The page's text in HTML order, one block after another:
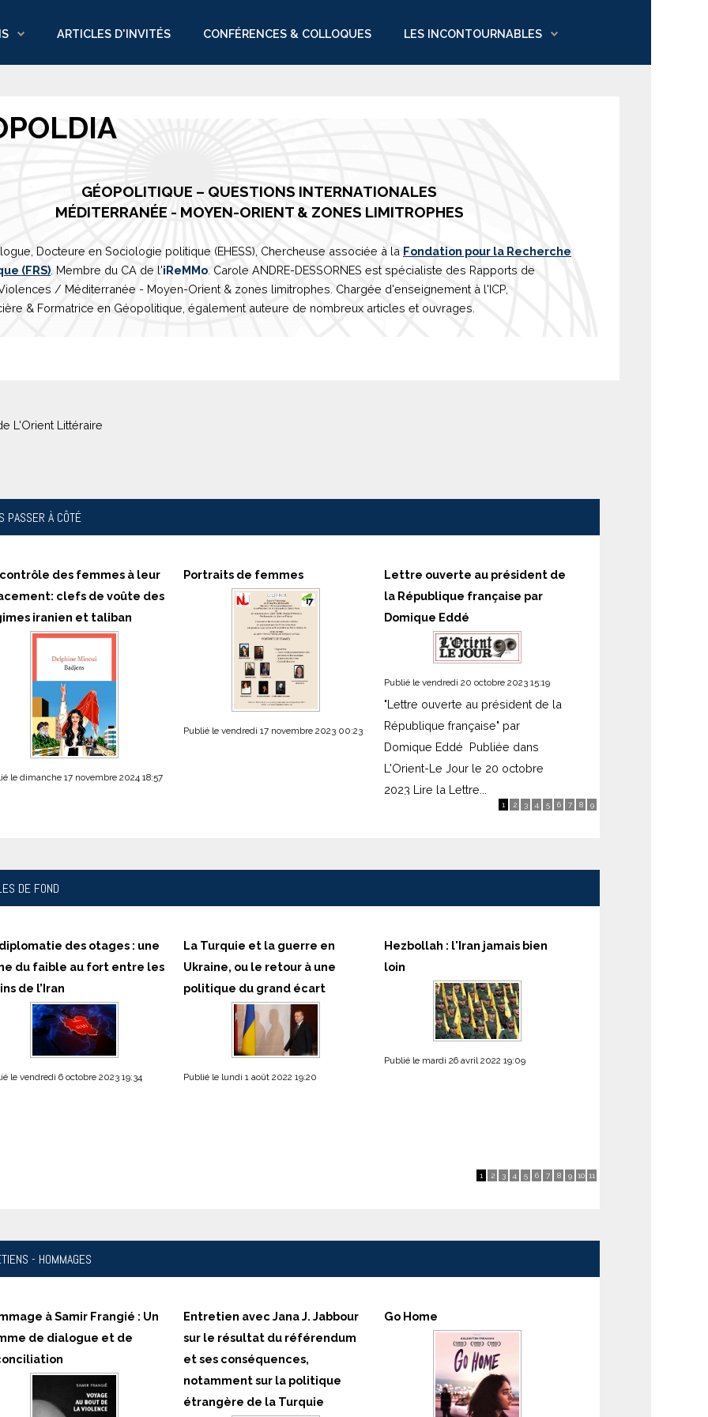
ARTICLES D'INVITÉS CONFÉRENCES & COLLOQUES LES INCONTOURNABLES
GÉOPOLITIQUE – QUESTIONS INTERNATIONALES
MÉDITERRANÉE - MOYEN-ORIENT & ZONES LIMITROPHES
Docteure en Sociologie politique (EHESS), Chercheuse associée à la Fondation pour la Recherche
(FRS) . Membre du CA de l'iReMMo . Carole ANDRE-DESSORNES est spécialiste des Rapports de
/ Méditerranée - Moyen-Orient & zones limitrophes. Chargée d'enseignement à l'ICP,
& Formatrice en Géopolitique, également auteure de nombreux articles et ouvrages.
L'Orient Littéraire
PASSER À CÔTÉ
1 2 3 4 5 6 7 8 9
contrôle des femmes à leur
clefs de voûte des
iranien et taliban
le dimanche 17 novembre 2024 18:57
et...
Portraits de femmes
Publié le vendredi 17 novembre 2023 00:23
Lettre ouverte au président de
la République française par
Domique Eddé
Publié le vendredi 20 octobre 2023 15:19
"Lettre ouverte au président de la
République française" par
Domique Eddé Publiée dans
L'Orient-Le Jour le 20 octobre
2023 Lire la Lettre...
DE FOND
1 2 3 4 5 6 7 8 9 10 11
des otages : une
du faible au fort entre les
de l’Iran
le vendredi 6 octobre 2023 19:34
La Turquie et la guerre en
Ukraine, ou le retour à une
politique du grand écart
Publié le lundi 1 août 2022 19:20
Hezbollah : l'Iran jamais bien
loin
Publié le mardi 26 avril 2022 19:09
- HOMMAGES
à Samir Frangié : Un
de dialogue et de
Entretien avec Jana J. Jabbour
sur le résultat du référendum
et ses conséquences,
notamment sur la politique
étrangère de la Turquie
Go Home